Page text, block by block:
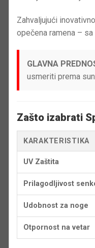
Zahvaljujući
opečena ramena –
GLAVNA
usmeriti prema
Zašto izabrati
KARAKTERISTIKA
UV Zaštita
Prilagodljivost
Udobnost za noge
Otpornost na vetar